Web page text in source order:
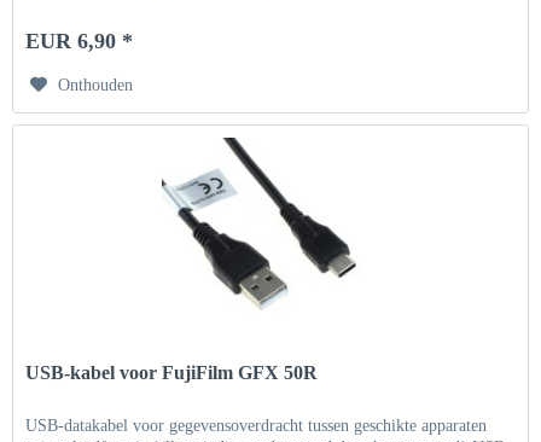
EUR 6,90 *
Onthouden
USB-kabel voor FujiFilm GFX 50R
USB-datakabel voor gegevensoverdracht tussen geschikte apparaten